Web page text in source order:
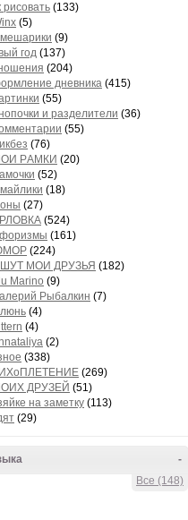
рисовать (133)
(5)
(9)
год (137)
(204)
дневника (415)
(55)
и рaзделители (36)
(55)
(76)
РAМКИ (20)
(52)
(18)
(27)
(524)
(161)
(224)
МОИ ДРУЗЬЯ (182)
Marino (9)
Рыбалкин (7)
(4)
(4)
(2)
(338)
(269)
ДРУЗЕЙ (51)
на заметку (113)
(29)
-
Все (148)